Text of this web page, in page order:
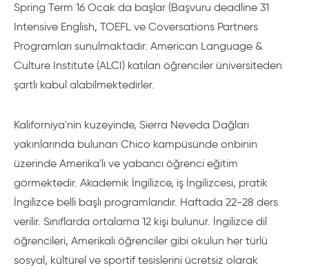
Spring Term 16 Ocak da başlar (Başvuru deadline 31
Intensive English, TOEFL ve Coversations Partners
Programları sunulmaktadır. American Language &
Culture Institute (ALCI) katılan öğrenciler üniversiteden
şartlı kabul alabilmektedirler.
Kaliforniya'nin kuzeyinde, Sierra Neveda Dağları
yakınlarında bulunan Chico kampüsünde onbinin
üzerinde Amerika'lı ve yabancı öğrenci eğitim
görmektedir. Akademik İngilizce, iş İngilizcesi, pratik
İngilizce belli başlı programlarıdır. Haftada 22-28 ders
verilir. Sınıflarda ortalama 12 kişi bulunur. İngilizce dil
öğrencileri, Amerikalı öğrenciler gibi okulun her türlü
sosyal, kültürel ve sportif tesislerini ücretsiz olarak